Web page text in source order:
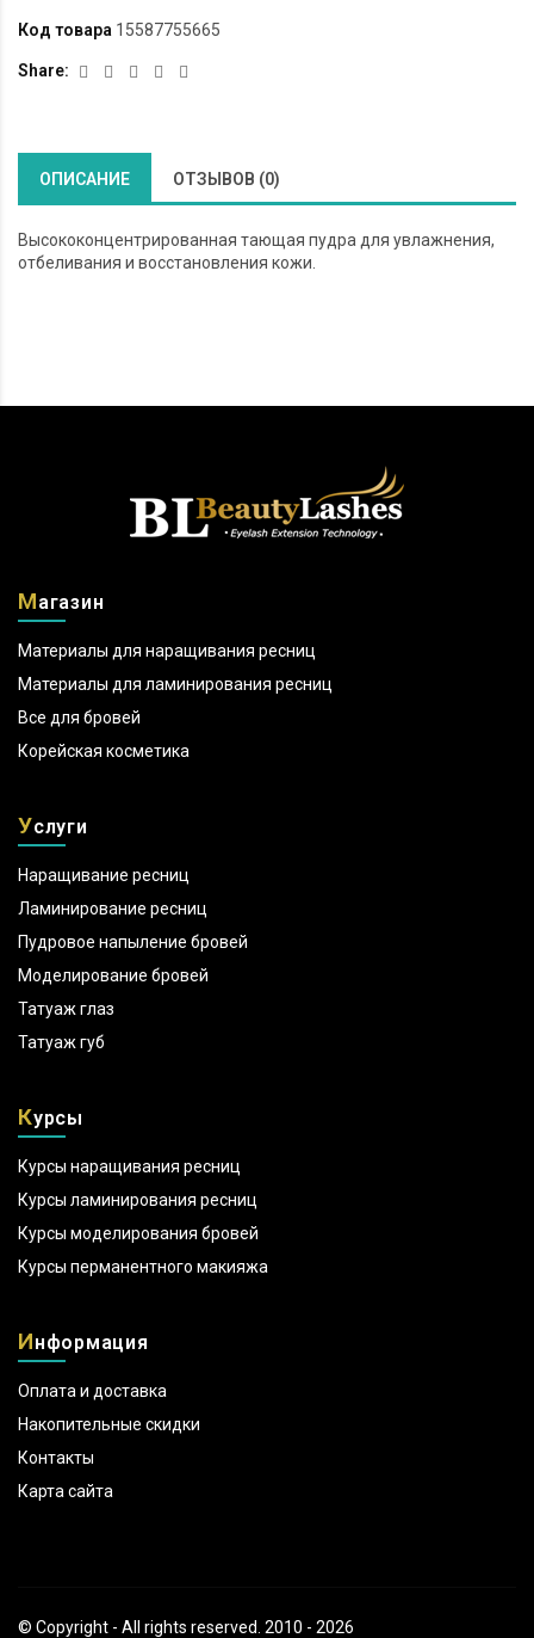
Код товара 15587755665
Share:
ОПИСАНИЕ ОТЗЫВОВ (0)
Высококонцентрированная тающая пудра для увлажнения,
отбеливания и восстановления кожи.
Магазин
Материалы для наращивания ресниц
Материалы для ламинирования ресниц
Все для бровей
Корейская косметика
Услуги
Наращивание ресниц
Ламинирование ресниц
Пудровое напыление бровей
Моделирование бровей
Татуаж глаз
Татуаж губ
Курсы
Курсы наращивания ресниц
Курсы ламинирования ресниц
Курсы моделирования бровей
Курсы перманентного макияжа
Информация
Оплата и доставка
Накопительные скидки
Контакты
Карта сайта
© Copyright - All rights reserved. 2010 - 2026